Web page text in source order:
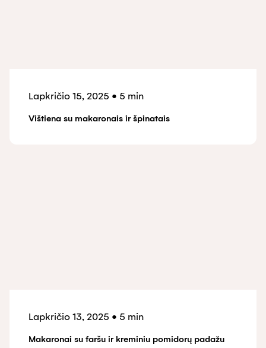
Lapkričio 15, 2025 • 5 min
Vištiena su makaronais ir špinatais
Lapkričio 13, 2025 • 5 min
Makaronai su faršu ir kreminiu pomidorų padažu